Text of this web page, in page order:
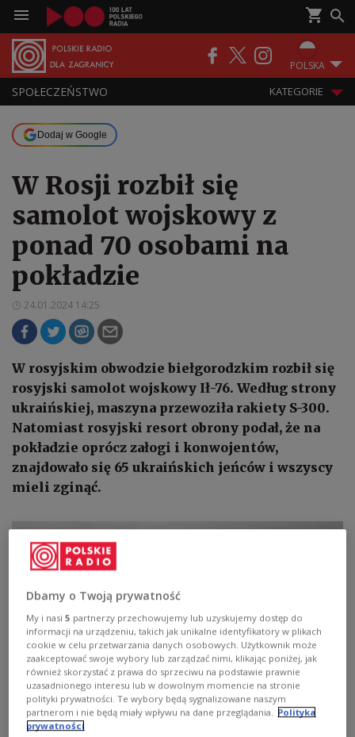
POLSKA
SPOŁECZEŃSTWO KATEGORIE
Dodaj w Google
W Rosji rozbił się
samolot wojskowy z
ponad 70 osobami na
pokładzie
24.01.2024 14:25
W rosyjskim obwodzie biełgorodzkim rozbił się
rosyjski samolot wojskowy Ił-76. Według strony
ukraińskiej, maszyna przewoziła rakiety S-300.
Natomiast rosyjski resort obrony podał, że na
pokładzie oprócz załogi i konwojentów,
znajdowało się 65 ukraińskich jeńców i wszyscy
mieli zginąć.
W Rosji rozbił się samolot wojskowy z ponad 70 osobami na
pokładzie shutterstock
Dbamy o Twoją prywatność
My i nasi5 partnerzy przechowujemy lub uzyskujemy dostęp do
informacji na urządzeniu, takich jak unikalne identyfikatory w plikach
cookie w celu przetwarzania danych osobowych. Użytkownik może
zaakceptować swoje wybory lub zarządzać nimi, klikając poniżej, jak
również skorzystać z prawa do sprzeciwu na podstawie prawnie
uzasadnionego interesu lub w dowolnym momencie na stronie
polityki prywatności. Te wybory będą sygnalizowane naszym
partnerom i nie będą miały wpływu na dane przeglądania. Polityka
prywatności